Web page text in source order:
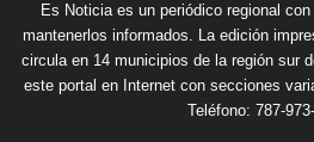
Es Noticia es un periódico regional
mantenerlos informados. La edición
circula en 14 municipios de la región sur
este portal en Internet con secciones
Teléfono: 787-